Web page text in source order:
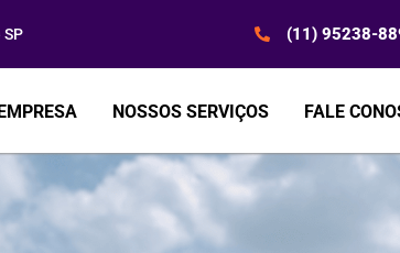
(11) 95238-
NOSSOS SERVIÇOS FALE